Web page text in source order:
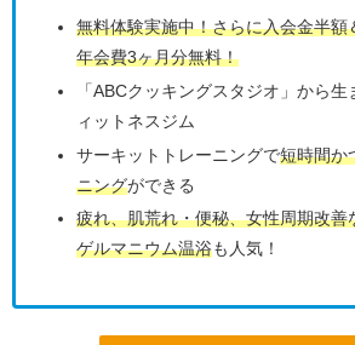
無料体験実施中！さらに入会金半額
年会費3ヶ月分無料！
「ABCクッキングスタジオ」から
ィットネスジム
サーキットトレーニングで短時間か
ニングができる
疲れ、肌荒れ・便秘、女性周期改善
ゲルマニウム温浴も人気！